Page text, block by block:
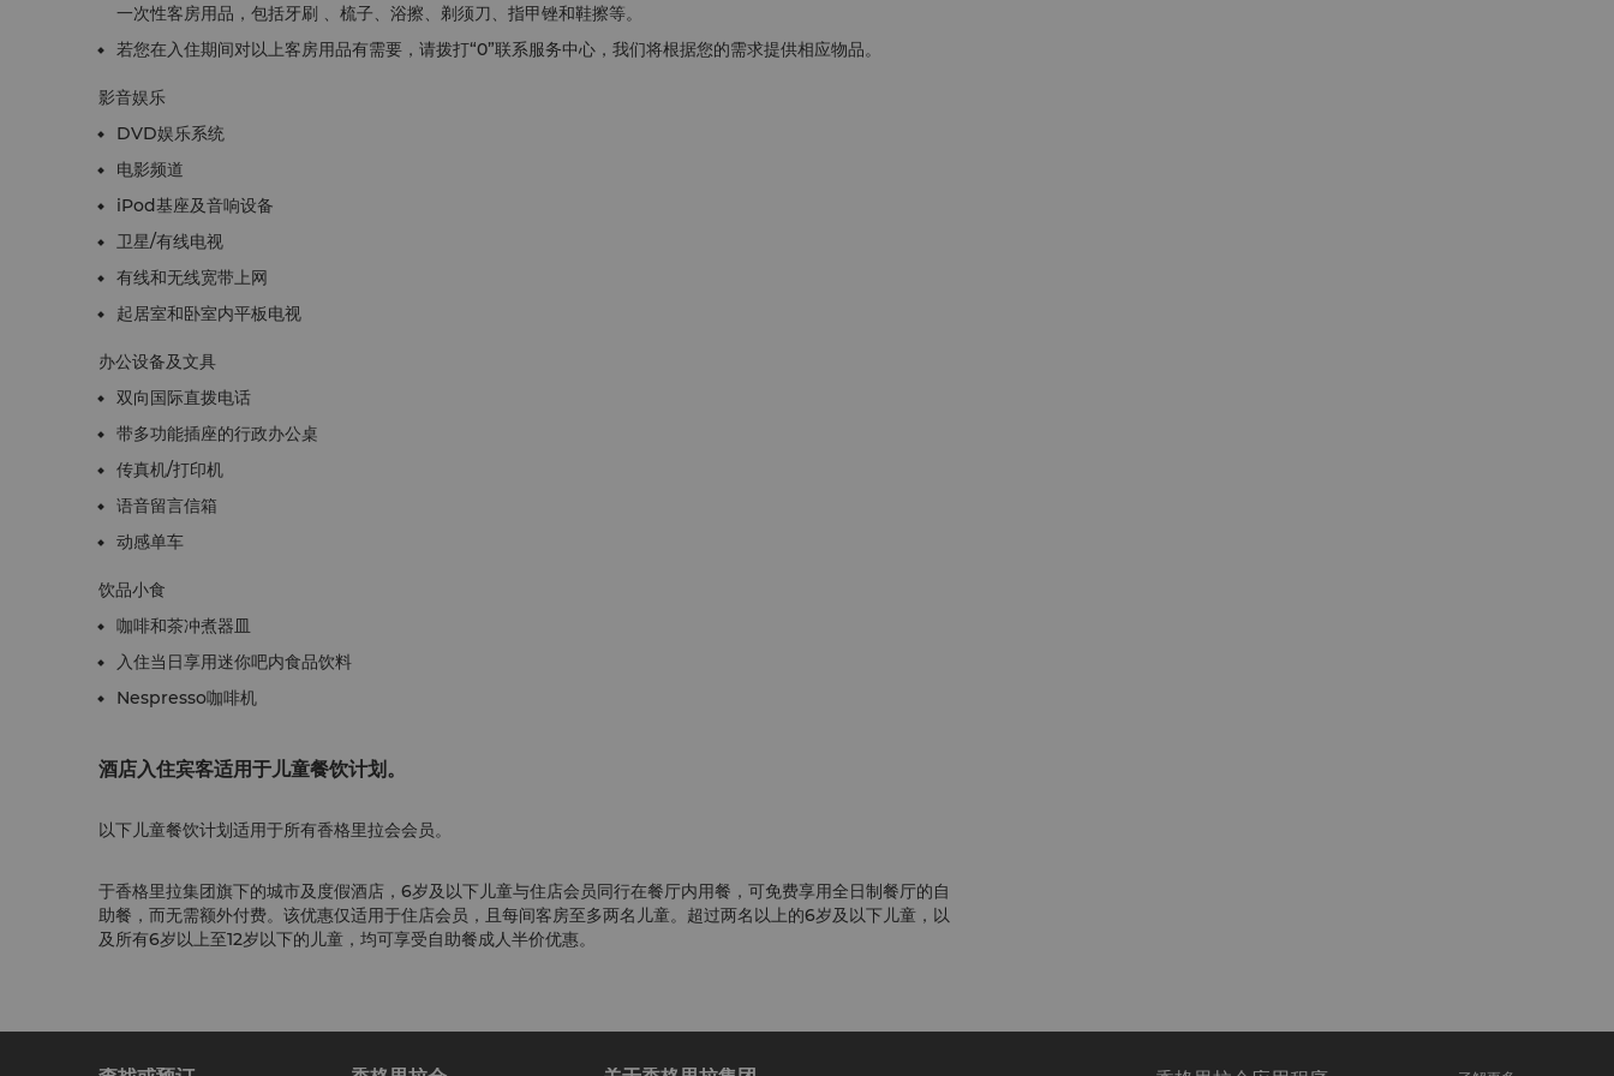
一次性客房用品，包括牙刷 、梳子、浴擦、剃须刀、指甲锉和鞋擦等。
若您在入住期间对以上客房用品有需要，请拨打“0”联系服务中心，我们将根据您的需求提供相应物品。
影音娱乐
DVD娱乐系统
电影频道
iPod基座及音响设备
卫星/有线电视
有线和无线宽带上网
起居室和卧室内平板电视
办公设备及文具
双向国际直拨电话
带多功能插座的行政办公桌
传真机/打印机
语音留言信箱
动感单车
饮品小食
咖啡和茶冲煮器皿
入住当日享用迷你吧内食品饮料
Nespresso咖啡机
酒店入住宾客适用于儿童餐饮计划。
以下儿童餐饮计划适用于所有香格里拉会会员。
于香格里拉集团旗下的城市及度假酒店，6岁及以下儿童与住店会员同行在餐厅内用餐，可免费享用全日制餐厅的自
助餐，而无需额外付费。该优惠仅适用于住店会员，且每间客房至多两名儿童。超过两名以上的6岁及以下儿童，以
及所有6岁以上至12岁以下的儿童，均可享受自助餐成人半价优惠。